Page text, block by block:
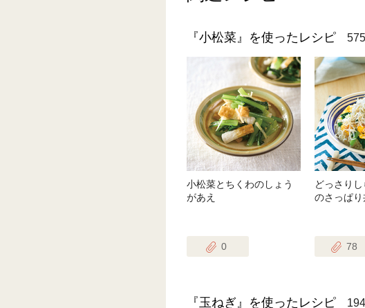
『小松菜』を使ったレシピ 575
小松菜とちくわのしょう
があえ
0
どっさり
のさっぱり
78
『玉ねぎ』を使ったレシピ